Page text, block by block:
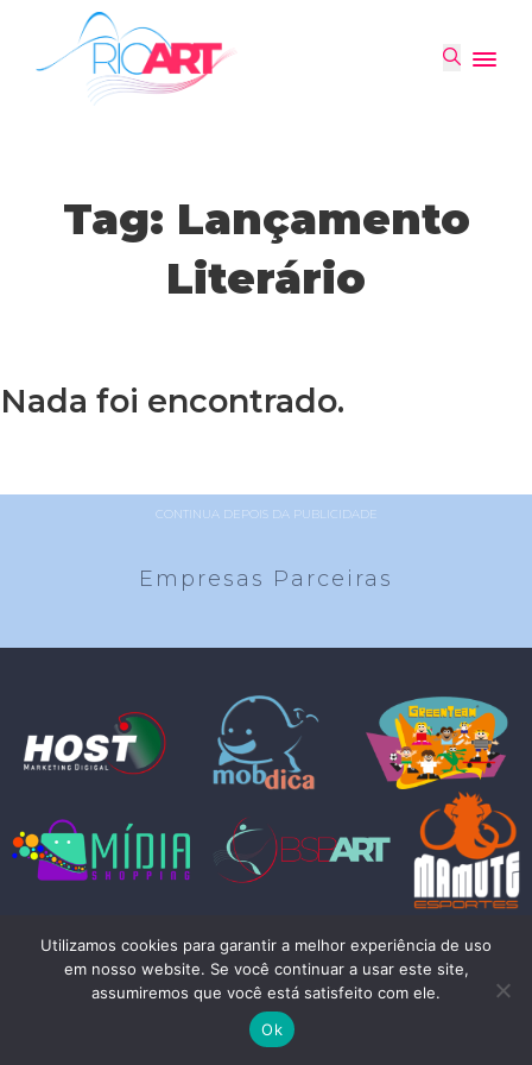
Tag: Lançamento
Literário
Nada foi encontrado.
CONTINUA DEPOIS DA PUBLICIDADE
Empresas Parceiras
© COPYRIGHT RIO ART 2024 - TODOS OS DIREITOS RESERVADOS
Utilizamos cookies para garantir a melhor experiência de uso
em nosso website. Se você continuar a usar este site,
assumiremos que você está satisfeito com ele.
Ok